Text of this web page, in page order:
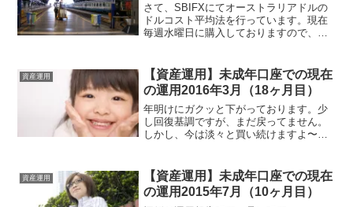
さて、SBIFXにてオーストラリアドルの
ドルコスト平均法を行っています。現在
毎週水曜日に購入しておりますので、そ
の記事をご覧ください⇒ドルコスト平均
法購入ルール簡単に言...
資産運用
【資産運用】未成年口座での現在
の運用2016年3月（18ヶ月目）
年明けにガクッと下がっております。少
し回復基調ですが、まだ戻ってません。
しかし、今は淡々と買い続けますよ〜す
合％評価額割合％損益％合計100％100％
投資額と評価額の損...
資産運用
【資産運用】未成年口座での現在
の運用2015年7月（10ヶ月目）